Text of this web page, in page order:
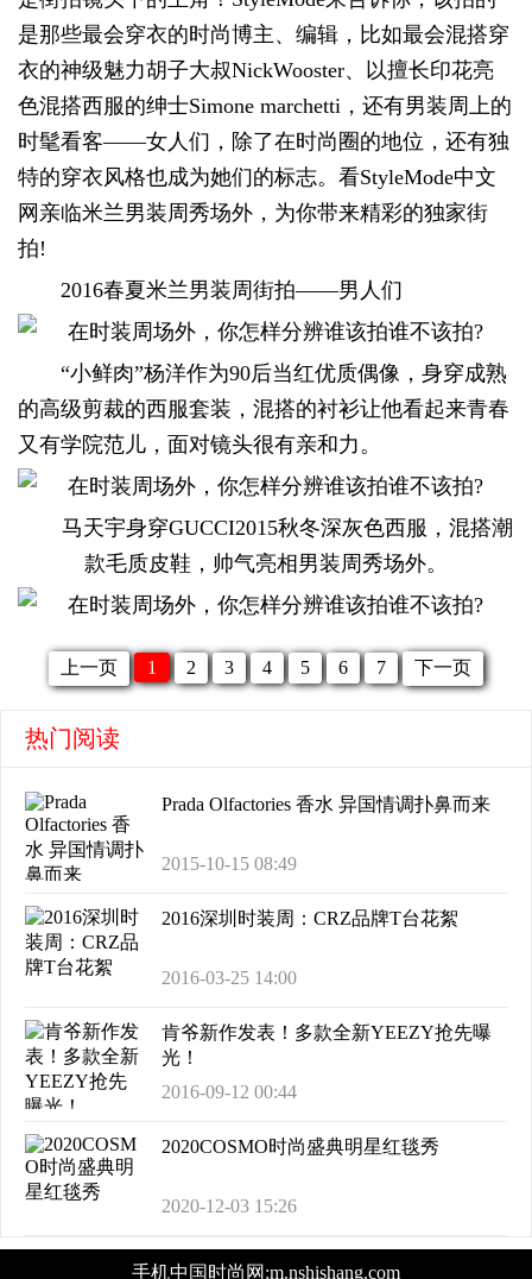
是那些最会穿衣的时尚博主、编辑，比如最会混搭穿
衣的神级魅力胡子大叔NickWooster、以擅长印花亮
色混搭西服的绅士Simone marchetti，还有男装周上的
时髦看客——女人们，除了在时尚圈的地位，还有独
特的穿衣风格也成为她们的标志。看StyleMode中文
网亲临米兰男装周秀场外，为你带来精彩的独家街
拍!
2016春夏米兰男装周街拍——男人们
“小鲜肉”杨洋作为90后当红优质偶像，身穿成熟
的高级剪裁的西服套装，混搭的衬衫让他看起来青春
又有学院范儿，面对镜头很有亲和力。
马天宇身穿GUCCI2015秋冬深灰色西服，混搭潮
款毛质皮鞋，帅气亮相男装周秀场外。
上一页 1 2 3 4 5 6 7 下一页
热门阅读
Prada Olfactories 香水 异国情调扑鼻而来
2015-10-15 08:49
2016深圳时装周：CRZ品牌T台花絮
2016-03-25 14:00
肯爷新作发表！多款全新YEEZY抢先曝
光！
2016-09-12 00:44
2020COSMO时尚盛典明星红毯秀
2020-12-03 15:26
手机中国时尚网:m.nshishang.com